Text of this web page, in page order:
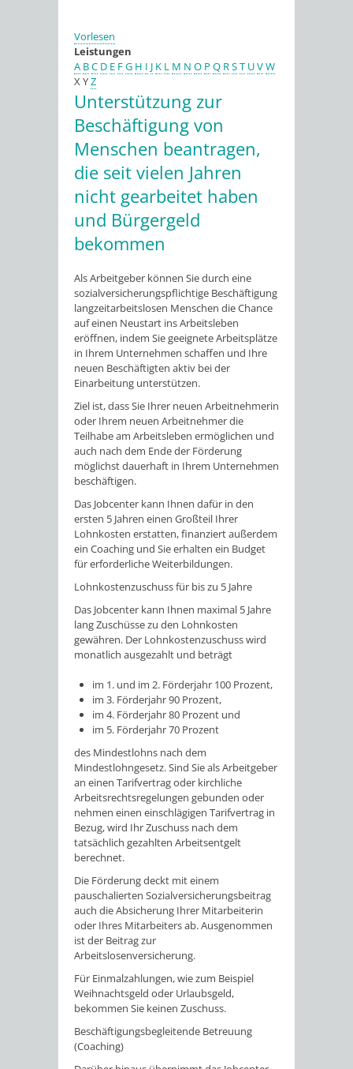
Vorlesen
Leistungen
A BC D E FG H I J K L M N O P Q RST UVW
XYZ
Unterstützung zur
Beschäftigung von
Menschen beantragen,
die seit vielen Jahren
nicht gearbeitet haben
und Bürgergeld
bekommen
Als Arbeitgeber können Sie durch eine
sozialversicherungspflichtige Beschäftigung
langzeitarbeitslosen Menschen die Chance
auf einen Neustart ins Arbeitsleben
eröffnen, indem Sie geeignete Arbeitsplätze
in Ihrem Unternehmen schaffen und Ihre
neuen Beschäftigten aktiv bei der
Einarbeitung unterstützen.
Ziel ist, dass Sie Ihrer neuen Arbeitnehmerin
oder Ihrem neuen Arbeitnehmer die
Teilhabe am Arbeitsleben ermöglichen und
auch nach dem Ende der Förderung
möglichst dauerhaft in Ihrem Unternehmen
beschäftigen.
Das Jobcenter kann Ihnen dafür in den
ersten 5 Jahren einen Großteil Ihrer
Lohnkosten erstatten, finanziert außerdem
ein Coaching und Sie erhalten ein Budget
für erforderliche Weiterbildungen.
Lohnkostenzuschuss für bis zu 5 Jahre
Das Jobcenter kann Ihnen maximal 5 Jahre
lang Zuschüsse zu den Lohnkosten
gewähren. Der Lohnkostenzuschuss wird
monatlich ausgezahlt und beträgt
im 1. und im 2. Förderjahr 100 Prozent,
im 3. Förderjahr 90 Prozent,
im 4. Förderjahr 80 Prozent und
im 5. Förderjahr 70 Prozent
des Mindestlohns nach dem
Mindestlohngesetz. Sind Sie als Arbeitgeber
an einen Tarifvertrag oder kirchliche
Arbeitsrechtsregelungen gebunden oder
nehmen einen einschlägigen Tarifvertrag in
Bezug, wird Ihr Zuschuss nach dem
tatsächlich gezahlten Arbeitsentgelt
berechnet.
Die Förderung deckt mit einem
pauschalierten Sozialversicherungsbeitrag
auch die Absicherung Ihrer Mitarbeiterin
oder Ihres Mitarbeiters ab. Ausgenommen
ist der Beitrag zur
Arbeitslosenversicherung.
Für Einmalzahlungen, wie zum Beispiel
Weihnachtsgeld oder Urlaubsgeld,
bekommen Sie keinen Zuschuss.
Beschäftigungsbegleitende Betreuung
(Coaching)